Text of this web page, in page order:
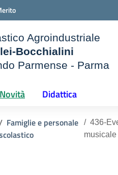
Agroindustriale
Bocchialini
Parmense - Parma
Novità Didattica
Famiglie e personale
436-